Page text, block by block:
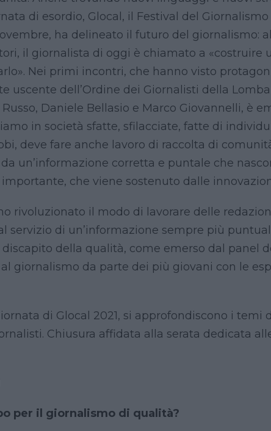
di esordio, Glocal, il Festival del
ha delineato il futuro del giornalismo:
il giornalista di oggi è chiamato a «costruire
Nei primi incontri, che hanno visto
uscente dell’Ordine dei Giornalisti della
Daniele Bellasio e Marco Giovannelli, è
in società sfatte, sfilacciate, fatte di
deve fare anche lavoro di raccolta di
un’informazione corretta e puntale che
che viene sostenuto dalle
rivoluzionato il modo di lavorare delle
servizio di un’informazione sempre più
della qualità, come emerso dal panel
giornalismo da parte dei più giovani con le
di Glocal 2021, si approfondiscono i temi
Chiusura affidata alla serata dedicata
per il giornalismo di qualità?